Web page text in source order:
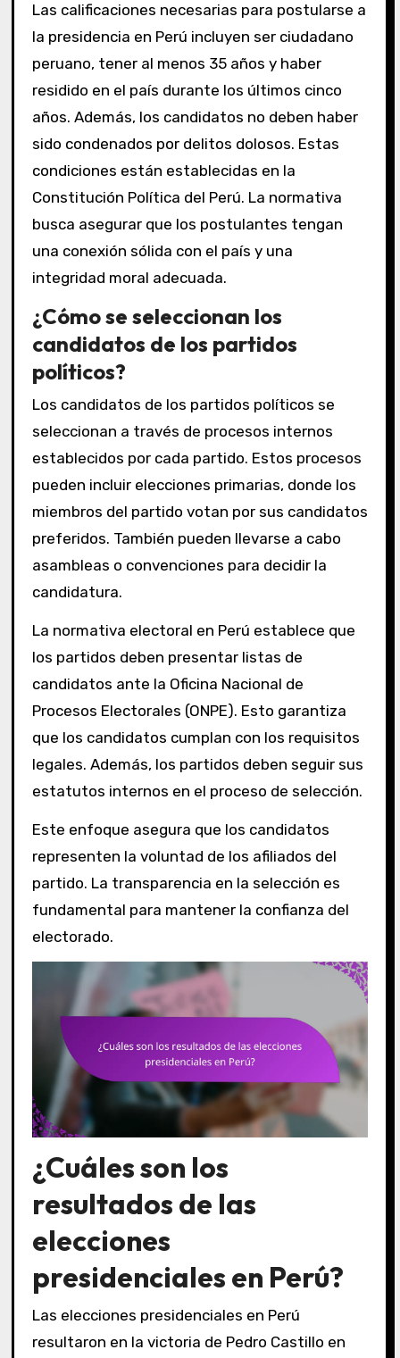
Las calificaciones necesarias para postularse a
la presidencia en Perú incluyen ser ciudadano
peruano, tener al menos 35 años y haber
residido en el país durante los últimos cinco
años. Además, los candidatos no deben haber
sido condenados por delitos dolosos. Estas
condiciones están establecidas en la
Constitución Política del Perú. La normativa
busca asegurar que los postulantes tengan
una conexión sólida con el país y una
integridad moral adecuada.
¿Cómo se seleccionan los
candidatos de los partidos
políticos?
Los candidatos de los partidos políticos se
seleccionan a través de procesos internos
establecidos por cada partido. Estos procesos
pueden incluir elecciones primarias, donde los
miembros del partido votan por sus candidatos
preferidos. También pueden llevarse a cabo
asambleas o convenciones para decidir la
candidatura.
La normativa electoral en Perú establece que
los partidos deben presentar listas de
candidatos ante la Oficina Nacional de
Procesos Electorales (ONPE). Esto garantiza
que los candidatos cumplan con los requisitos
legales. Además, los partidos deben seguir sus
estatutos internos en el proceso de selección.
Este enfoque asegura que los candidatos
representen la voluntad de los afiliados del
partido. La transparencia en la selección es
fundamental para mantener la confianza del
electorado.
¿Cuáles son los
resultados de las
elecciones
presidenciales en Perú?
Las elecciones presidenciales en Perú
resultaron en la victoria de Pedro Castillo en